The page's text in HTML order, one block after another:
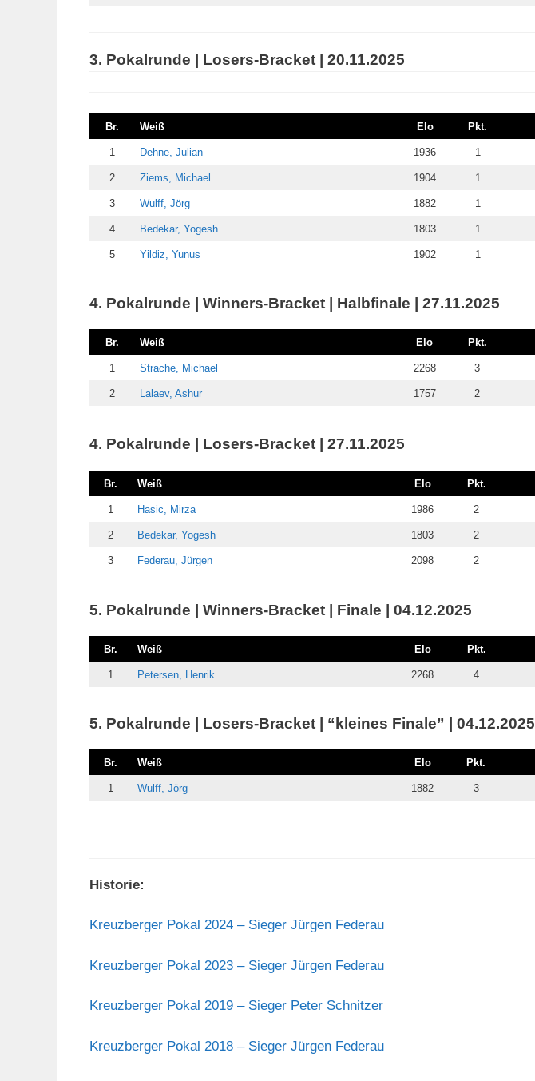
3. Pokalrunde | Losers-Bracket | 20.11.2025
Br. Weiß Elo Pkt.
1 Dehne, Julian 1936 1
2 Ziems, Michael 1904 1
3 Wulff, Jörg 1882 1
4 Bedekar, Yogesh 1803 1
5 Yildiz, Yunus 1902 1
4. Pokalrunde | Winners-Bracket | Halbfinale | 27.11.2025
Br. Weiß Elo Pkt.
1 Strache, Michael 2268 3
2 Lalaev, Ashur 1757 2
4. Pokalrunde | Losers-Bracket | 27.11.2025
Br. Weiß Elo Pkt.
1 Hasic, Mirza 1986 2
2 Bedekar, Yogesh 1803 2
3 Federau, Jürgen 2098 2
5. Pokalrunde | Winners-Bracket | Finale | 04.12.2025
Br. Weiß Elo Pkt.
1 Petersen, Henrik 2268 4
5. Pokalrunde | Losers-Bracket | “kleines Finale” | 04.12.2025
Br. Weiß Elo Pkt.
1 Wulff, Jörg 1882 3
Historie:
Kreuzberger Pokal 2024 – Sieger Jürgen Federau
Kreuzberger Pokal 2023 – Sieger Jürgen Federau
Kreuzberger Pokal 2019 – Sieger Peter Schnitzer
Kreuzberger Pokal 2018 – Sieger Jürgen Federau